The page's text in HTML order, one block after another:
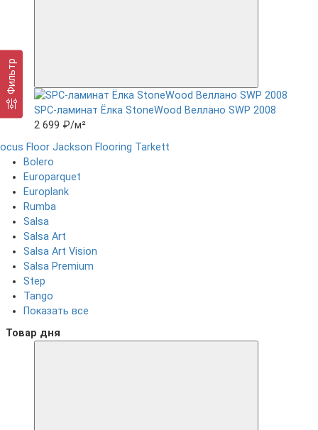
SPC-ламинат Ëлка StoneWood Веллано SWP 2008
2 699 ₽/м²
Floor Jackson Flooring Tarkett
Bolero
Europarquet
Europlank
Rumba
Salsa
Salsa Art
Salsa Art Vision
Salsa Premium
Step
Tango
Показать все
Товар дня
Фильтр